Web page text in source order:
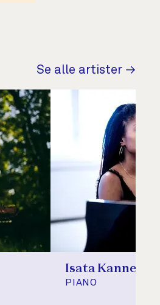
Se alle artister →
Isata
PIANO